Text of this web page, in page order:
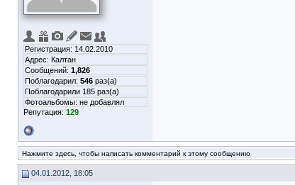
Регистрация: 14.02.2010
Адрес: Калтан
Сообщений: 1,826
Поблагодарил: 546 раз(а)
Поблагодарили 185 раз(а)
Фотоальбомы: не добавлял
Репутация: 129
Нажмите здесь, чтобы написать комментарий к этому сообщению
04.01.2012, 18:05